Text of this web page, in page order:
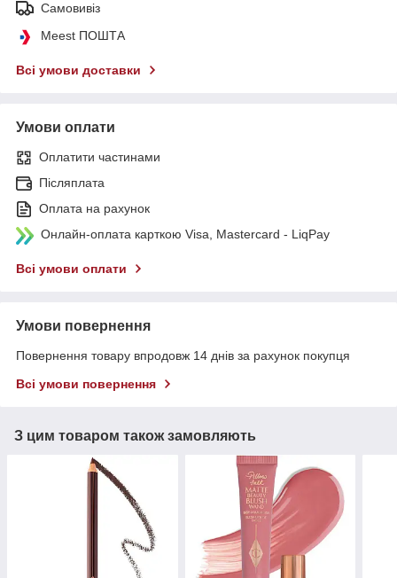
Самовивіз
Meest ПОШТА
Всі умови доставки
Умови оплати
Оплатити частинами
Післяплата
Оплата на рахунок
Онлайн-оплата карткою Visa, Mastercard - LiqPay
Всі умови оплати
Умови повернення
Повернення товару впродовж 14 днів за рахунок покупця
Всі умови повернення
З цим товаром також замовляють